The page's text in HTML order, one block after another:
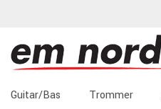
Guitar/Bas Trommer